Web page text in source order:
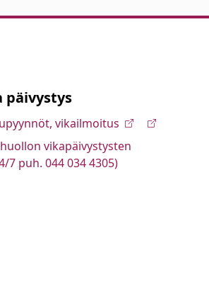
päivystys
vikailmoitus
vikapäivystysten
puh. 044 034 4305)